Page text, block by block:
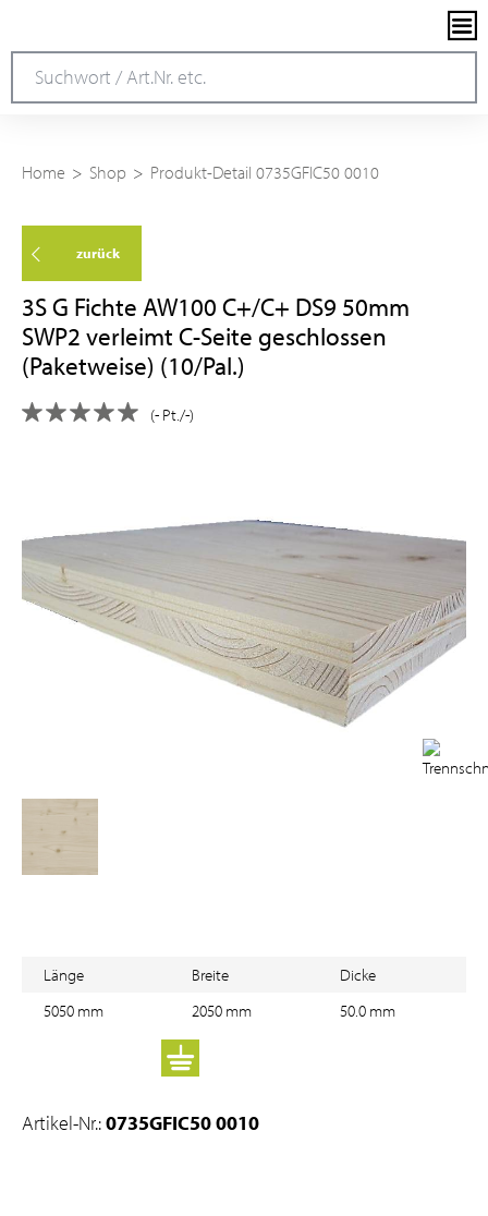
Home Shop Produkt-Detail 0735GFIC50 0010
zurück
3S G Fichte AW100 C+/C+ DS9 50mm
SWP2 verleimt C-Seite geschlossen
(Paketweise) (10/Pal.)
(- Pt./-)
Länge Breite
Dicke
5050 mm
2050 mm 50.0 mm
Artikel-Nr.:0735GFIC50 0010